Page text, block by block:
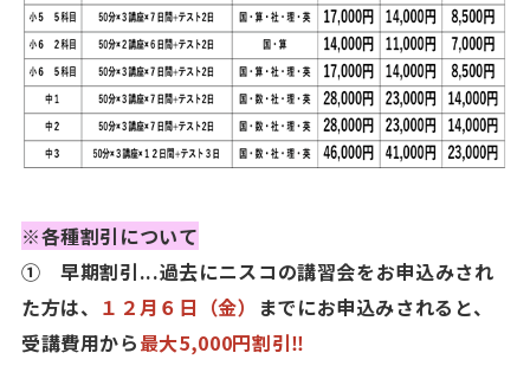
※各種割引について
① 早期割引...過去にニスコの講習会をお申込みされ
た方は、 １２月６日（金）
までにお申込みされると、
受講費用から最大5,000円割引‼